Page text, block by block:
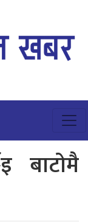
बाटाेमै